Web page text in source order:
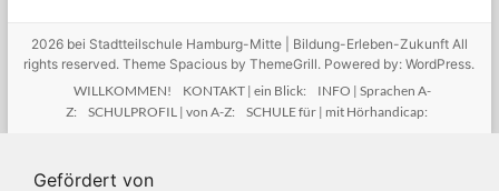
2026 bei Stadtteilschule Hamburg-Mitte | Bildung-Erleben-ZukunftAll
rights reserved. Theme Spacious by ThemeGrill. Powered by:WordPress.
WILLKOMMEN!
KONTAKT | ein Blick:
INFO | Sprachen A-
Z:
SCHULPROFIL | von A-Z: SCHULE für | mit Hörhandicap:
Gefördert von